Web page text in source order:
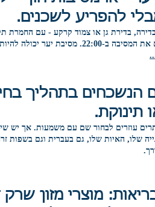
להפריע לשכנים.
בדירת גן או צמוד קרקע - עם החמרת
תהיה חייב לסיים את המסיבה ב-22:00. מסיבת
הנשכחים בתהליך
תינוקת.
עוזרים לבחור שם עם משמעות. אך יש
שלו, האיות שלו, גם בעברית וגם בשפות
מוצרי מזון שרק